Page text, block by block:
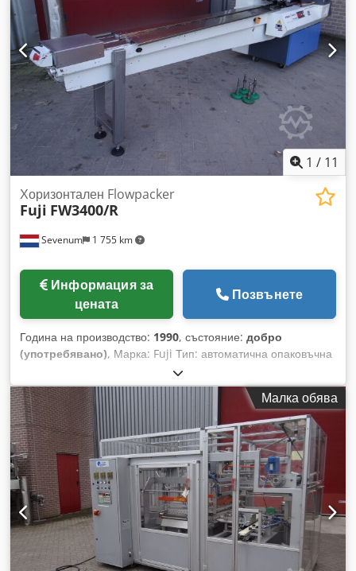
1 / 11
Sevenum 1 755 km
Хоризонтален Flowpacker
Fuji FW3400/R
Информация за
цената
Позвънете
Година на производство: 1990, състояние: добро
(употребявано), Марка: Fuji Тип: автоматична опаковъчна
машина Модел: FW-3400 Година на производство: 1990
Рамка: стоманена, боядисана Размери (Д x Ш x В): 4 500 x
1 100 x 1 600 мм Ширина на продукта: макс. 140 мм
Височина на продукта: макс. 60 мм Codpfx Aljfx Sqgo Ssrf
Дължина на продукта: 80 - 350 мм (диапазон на дължината
на рязане) Капацитет: 20 - 300 опаковки/минута Друго:
ширина на фолиото до 430 мм отделен мобилен
трансформаторен шкаф дигитален дисплей с управление
документация на английски език продава се в състоянието,
в което е или адаптирана според нуждите на клиента
Малка обява